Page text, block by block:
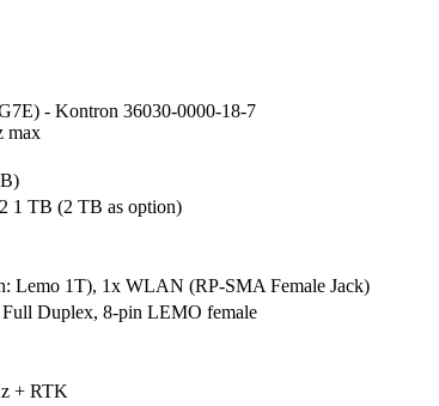
- Kontron 36030-0000-18-7
max
1 TB (2 TB as option)
Lemo 1T), 1x WLAN (RP-SMA Female Jack)
Duplex, 8-pin LEMO female
+ RTK